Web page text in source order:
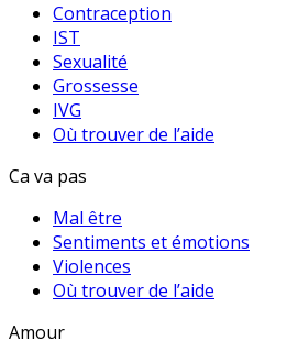
Contraception
IST
Sexualité
Grossesse
IVG
Où trouver de l’aide
Ca va pas
Mal être
Sentiments et émotions
Violences
Où trouver de l’aide
Amour